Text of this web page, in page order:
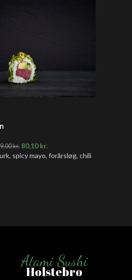
kr. 80,10kr.
spicy mayo, forårsløg, chili
Atami Sushi
Holstebro